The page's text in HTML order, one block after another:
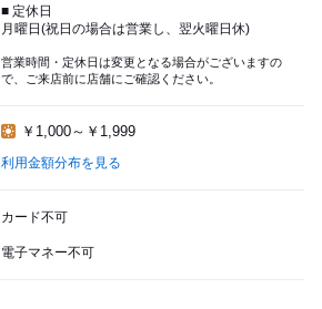
■ 定休日
月曜日(祝日の場合は営業し、翌火曜日休)
営業時間・定休日は変更となる場合がございますの
で、ご来店前に店舗にご確認ください。
￥1,000～￥1,999
利用金額分布を見る
カード不可
電子マネー不可